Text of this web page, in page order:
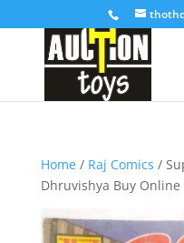
Home/ Raj Comics /
Dhruvishya Buy Online